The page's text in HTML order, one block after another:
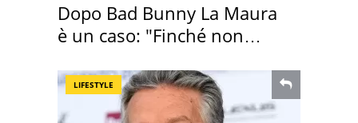
Dopo Bad Bunny La Maura
è un caso: "Finché non
LIFESTYLE